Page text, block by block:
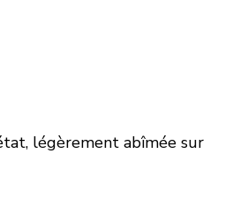
légèrement abîmée sur